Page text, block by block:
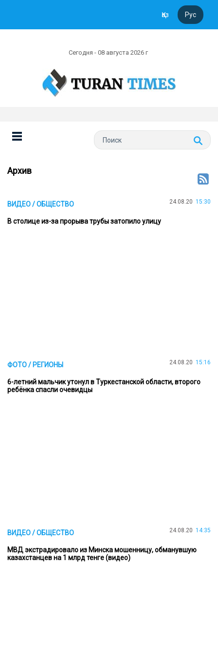
Қаз Рус
Сегодня - 08 августа 2026 г
Архив
ВИДЕО / ОБЩЕСТВО 24.08.20 15:30
В столице из-за прорыва трубы затопило улицу
ФОТО / РЕГИОНЫ 24.08.20 15:16
6-летний мальчик утонул в Туркестанской области, второго
ребёнка спасли очевидцы
ВИДЕО / ОБЩЕСТВО 24.08.20 14:35
МВД экстрадировало из Минска мошенницу, обманувшую
казахстанцев на 1 млрд тенге (видео)